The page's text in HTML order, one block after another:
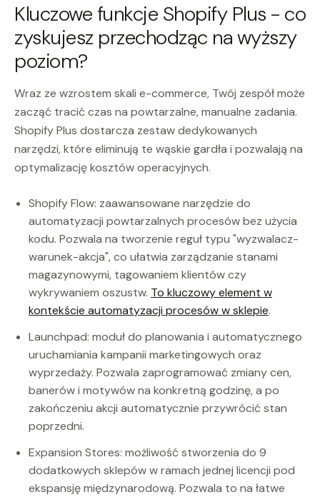
Kluczowe funkcje Shopify Plus - co
zyskujesz przechodząc na wyższy
poziom?
Wraz ze wzrostem skali e-commerce, Twój zespół może
zacząć tracić czas na powtarzalne, manualne zadania.
Shopify Plus dostarcza zestaw dedykowanych
narzędzi, które eliminują te wąskie gardła i pozwalają na
optymalizację kosztów operacyjnych.
Shopify Flow: zaawansowane narzędzie do
automatyzacji powtarzalnych procesów bez użycia
kodu. Pozwala na tworzenie reguł typu "wyzwalacz-
warunek-akcja", co ułatwia zarządzanie stanami
magazynowymi, tagowaniem klientów czy
wykrywaniem oszustw. To kluczowy element w
kontekście automatyzacji procesów w sklepie.
Launchpad: moduł do planowania i automatycznego
uruchamiania kampanii marketingowych oraz
wyprzedaży. Pozwala zaprogramować zmiany cen,
banerów i motywów na konkretną godzinę, a po
zakończeniu akcji automatycznie przywrócić stan
poprzedni.
Expansion Stores: możliwość stworzenia do 9
dodatkowych sklepów w ramach jednej licencji pod
ekspansję międzynarodową. Pozwala to na łatwe